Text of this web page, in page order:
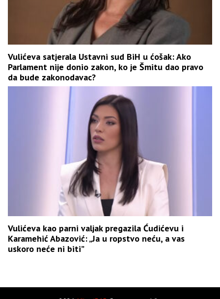
Vulićeva satjerala Ustavni sud BiH u ćošak: Ako
Parlament nije donio zakon, ko je Šmitu dao pravo
da bude zakonodavac?
Vulićeva kao parni valjak pregazila Ćudićevu i
Karamehić Abazović: „Ja u ropstvo neću, a vas
uskoro neće ni biti”